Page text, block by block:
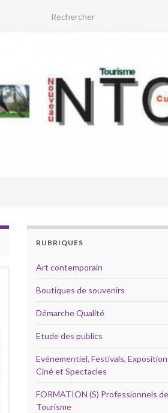
Search for:
RUBRIQUES
Art contemporain
Boutiques de souvenirs
Démarche Qualité
Etude des publics
Evénementiel, Festivals,
Ciné et Spectacles
FORMATION (S) Professionnels
Tourisme